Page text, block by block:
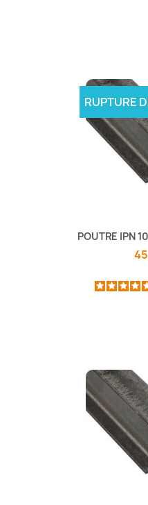
POUTRE IPN
RUPTURE